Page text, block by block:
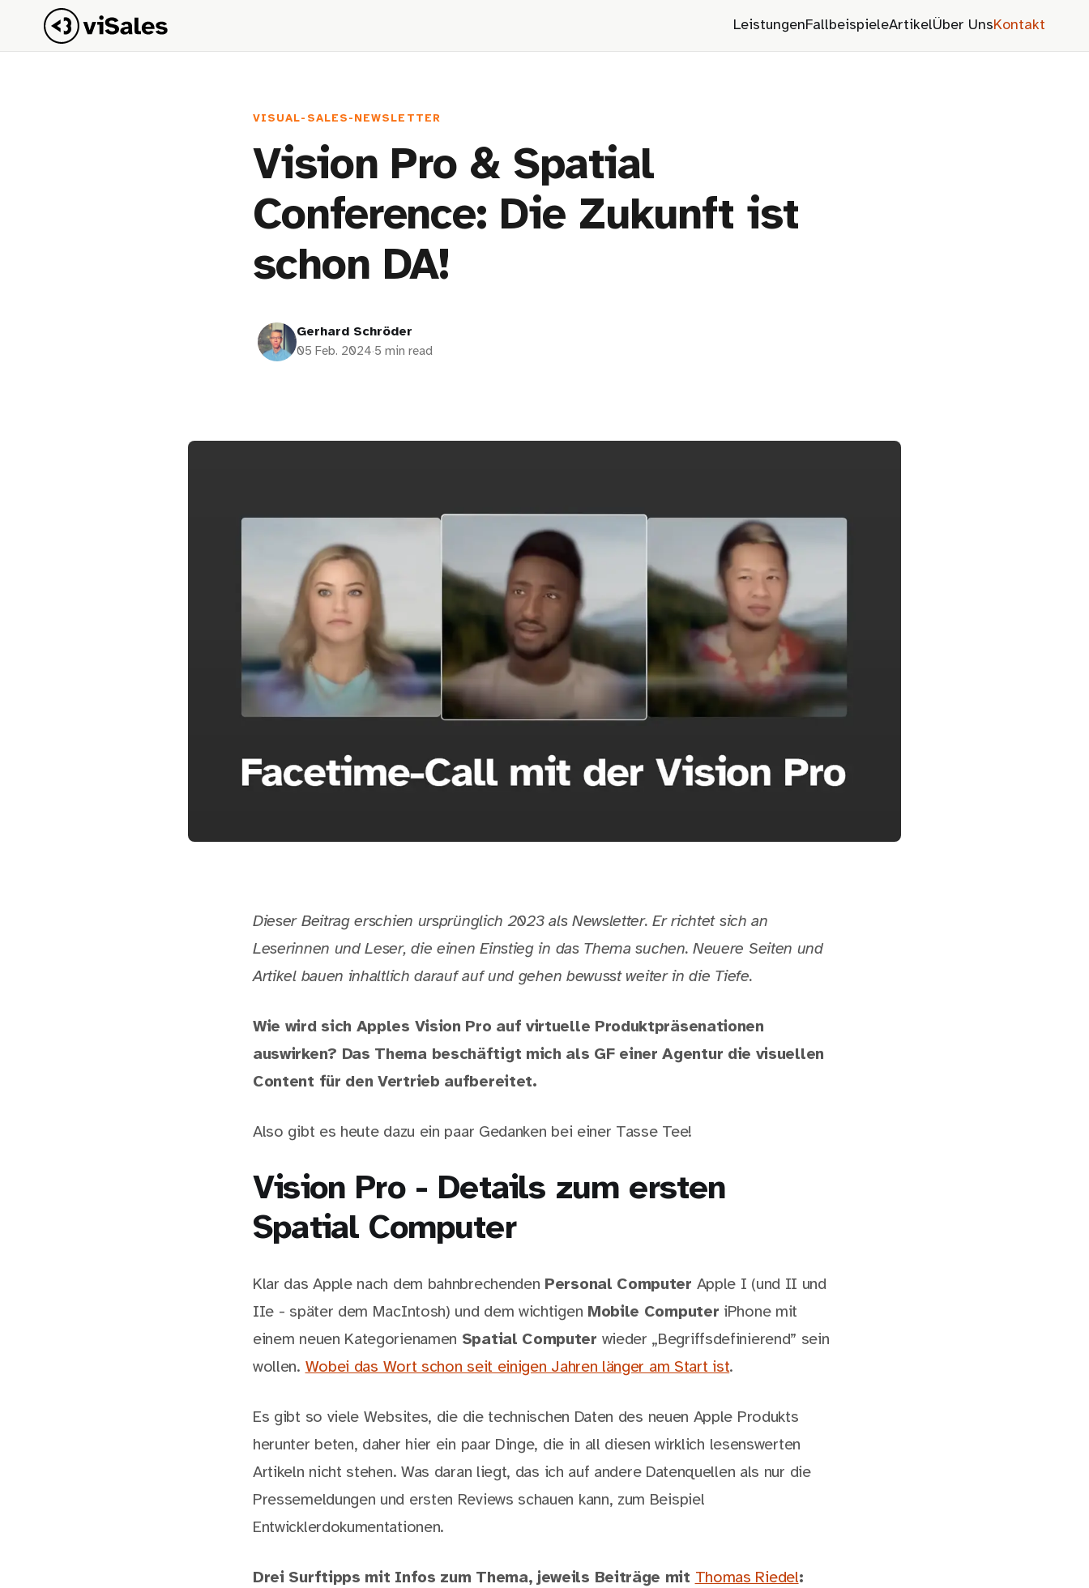
LeistungenFallbeispieleArtikelÜber UnsKontakt
VISUAL-SALES-NEWSLETTER
Vision Pro & Spatial
Conference: Die Zukunft ist
schon DA!
Gerhard Schröder
05 Feb. 2024·5 min read
Dieser Beitrag erschien ursprünglich 2023 als Newsletter. Er richtet sich an
Leserinnen und Leser, die einen Einstieg in das Thema suchen. Neuere Seiten und
Artikel bauen inhaltlich darauf auf und gehen bewusst weiter in die Tiefe.
Wie wird sich Apples Vision Pro auf virtuelle Produktpräsenationen
auswirken? Das Thema beschäftigt mich als GF einer Agentur die visuellen
Content für den Vertrieb aufbereitet.
Also gibt es heute dazu ein paar Gedanken bei einer Tasse Tee!
Vision Pro - Details zum ersten
Spatial Computer
Klar das Apple nach dem bahnbrechenden Personal Computer Apple I (und II und
IIe - später dem MacIntosh) und dem wichtigen Mobile Computer iPhone mit
einem neuen Kategorienamen Spatial Computer wieder „Begriffsdefinierend” sein
wollen. Wobei das Wort schon seit einigen Jahren länger am Start ist.
Es gibt so viele Websites, die die technischen Daten des neuen Apple Produkts
herunter beten, daher hier ein paar Dinge, die in all diesen wirklich lesenswerten
Artikeln nicht stehen. Was daran liegt, das ich auf andere Datenquellen als nur die
Pressemeldungen und ersten Reviews schauen kann, zum Beispiel
Entwicklerdokumentationen.
Drei Surftipps mit Infos zum Thema, jeweils Beiträge mit Thomas Riedel: